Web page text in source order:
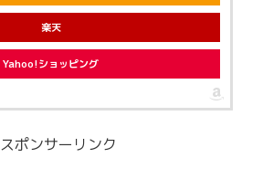
楽天
Yahoo!ショッピング
スポンサーリンク